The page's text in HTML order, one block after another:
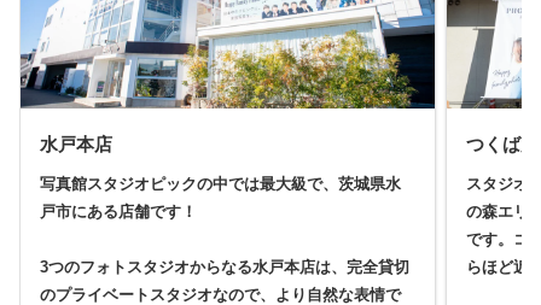
水戸本店
写真館スタジオピックの中では最大級で、茨城県水
戸市にある店舗です！
3つのフォトスタジオからなる水戸本店は、完全貸切
のプライベートスタジオなので、より自然な表情で
つくば店
スタジオ
の森エリ
です。コ
らほど近